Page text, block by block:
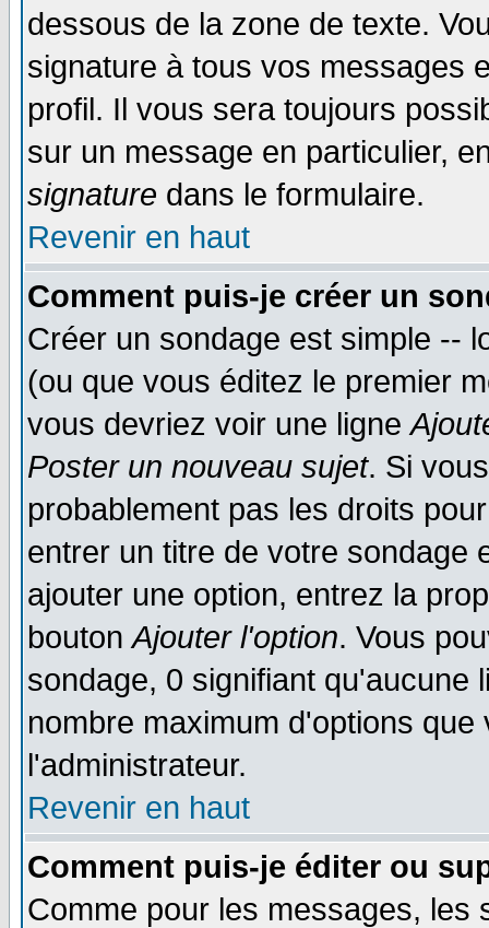
dessous de la zone de texte.
signature à tous vos messages
profil. Il vous sera toujours
sur un message en particulier,
signature dans le formulaire.
Revenir en haut
Comment puis-je créer un
Créer un sondage est simple --
(ou que vous éditez le premier
vous devriez voir une ligne
Poster un nouveau sujet. Si
probablement pas les droits
entrer un titre de votre sondage
ajouter une option, entrez la
boutonAjouter l'option. Vous
sondage, 0 signifiant qu'aucune
nombre maximum d'options
l'administrateur.
Revenir en haut
Comment puis-je éditer ou
Comme pour les messages, les